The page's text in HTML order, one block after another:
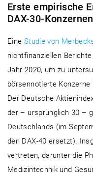
Erste empirische
DAX-30-
Eine Studie von
nichtfinanziellen
Jahr 2020, um zu
börsennotierte
Der Deutsche
der – ursprünglich 30 –
Deutschlands (im
den DAX-40 ersetzt).
vertreten, darunter die
Medizintechnik und